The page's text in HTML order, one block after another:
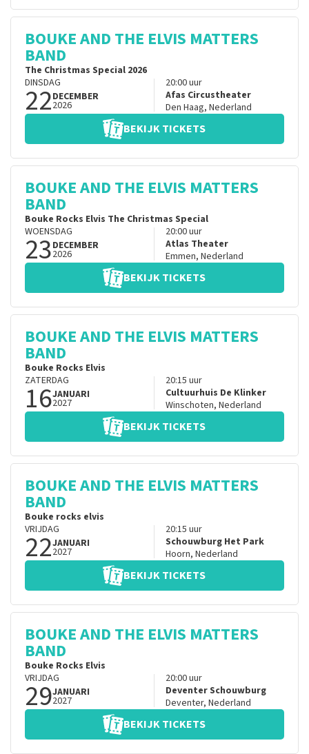
BOUKE AND THE ELVIS MATTERS
BAND
The Christmas Special 2026
DINSDAG
22DECEMBER
2026
20:00uur
Afas Circustheater
Den Haag, Nederland
BEKIJK TICKETS
BOUKE AND THE ELVIS MATTERS
BAND
Bouke Rocks Elvis The Christmas Special
WOENSDAG
23DECEMBER
2026
20:00uur
Atlas Theater
Emmen, Nederland
BEKIJK TICKETS
BOUKE AND THE ELVIS MATTERS
BAND
Bouke Rocks Elvis
ZATERDAG
16JANUARI
2027
20:15 uur
Cultuurhuis De Klinker
Winschoten, Nederland
BEKIJK TICKETS
BOUKE AND THE ELVIS MATTERS
BAND
Bouke rocks elvis
VRIJDAG
22JANUARI
2027
20:15 uur
Schouwburg Het Park
Hoorn, Nederland
BEKIJK TICKETS
BOUKE AND THE ELVIS MATTERS
BAND
Bouke Rocks Elvis
VRIJDAG
29JANUARI
2027
20:00uur
Deventer Schouwburg
Deventer, Nederland
BEKIJK TICKETS